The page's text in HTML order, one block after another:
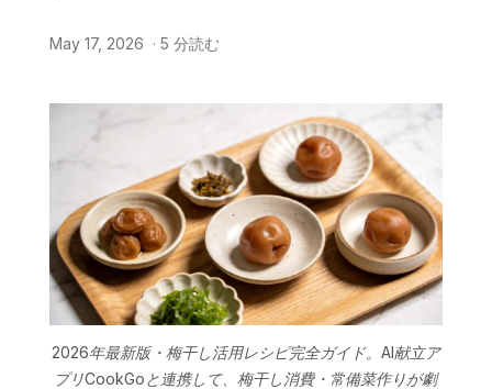
May 17, 2026 · 5 分読む
2026年最新版・梅干し活用レシピ完全ガイド。AI献立ア
プリCookGoと連携して、梅干し消費・常備菜作りが劇